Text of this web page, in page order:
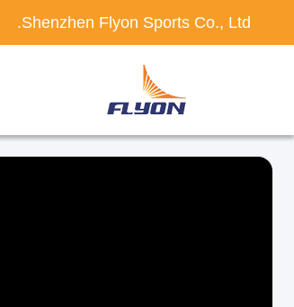
Shenzhen Flyon Sports Co., Ltd.